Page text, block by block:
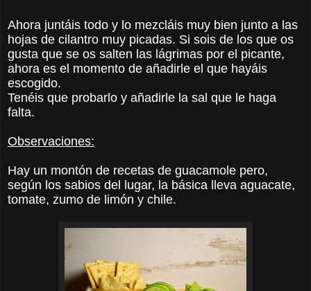
Ahora juntáis todo y lo mezcláis muy bien junto a las
hojas de cilantro muy picadas. Si sois de los que os
gusta que se os salten las lágrimas por el picante,
ahora es el momento de añadirle el que hayáis
escogido.
Tenéis que probarlo y añadirle la sal que le haga
falta.
Observaciones:
Hay un montón de recetas de guacamole pero,
según los sabios del lugar, la básica lleva aguacate,
tomate, zumo de limón y chile.